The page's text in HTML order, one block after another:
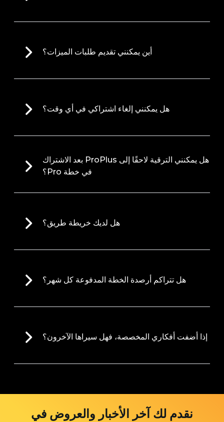
أين يمكنني تقديم طلبات الميزات؟
هل يمكنني إلغاء اشتراكي في أي وقت؟
هل يمكنني الترقية لاحقًا إلى ProPlus بعد الاشتراك
في خطة Pro؟
هل لديك خريطة طريق؟
هل تتراكم أرصدة الخطة المدفوعة كل شهر؟
إذا أضفت أفكاري المخصصة، فهل سيراها الآخرون؟
نقدم لك آخر الأخبار والعروض في